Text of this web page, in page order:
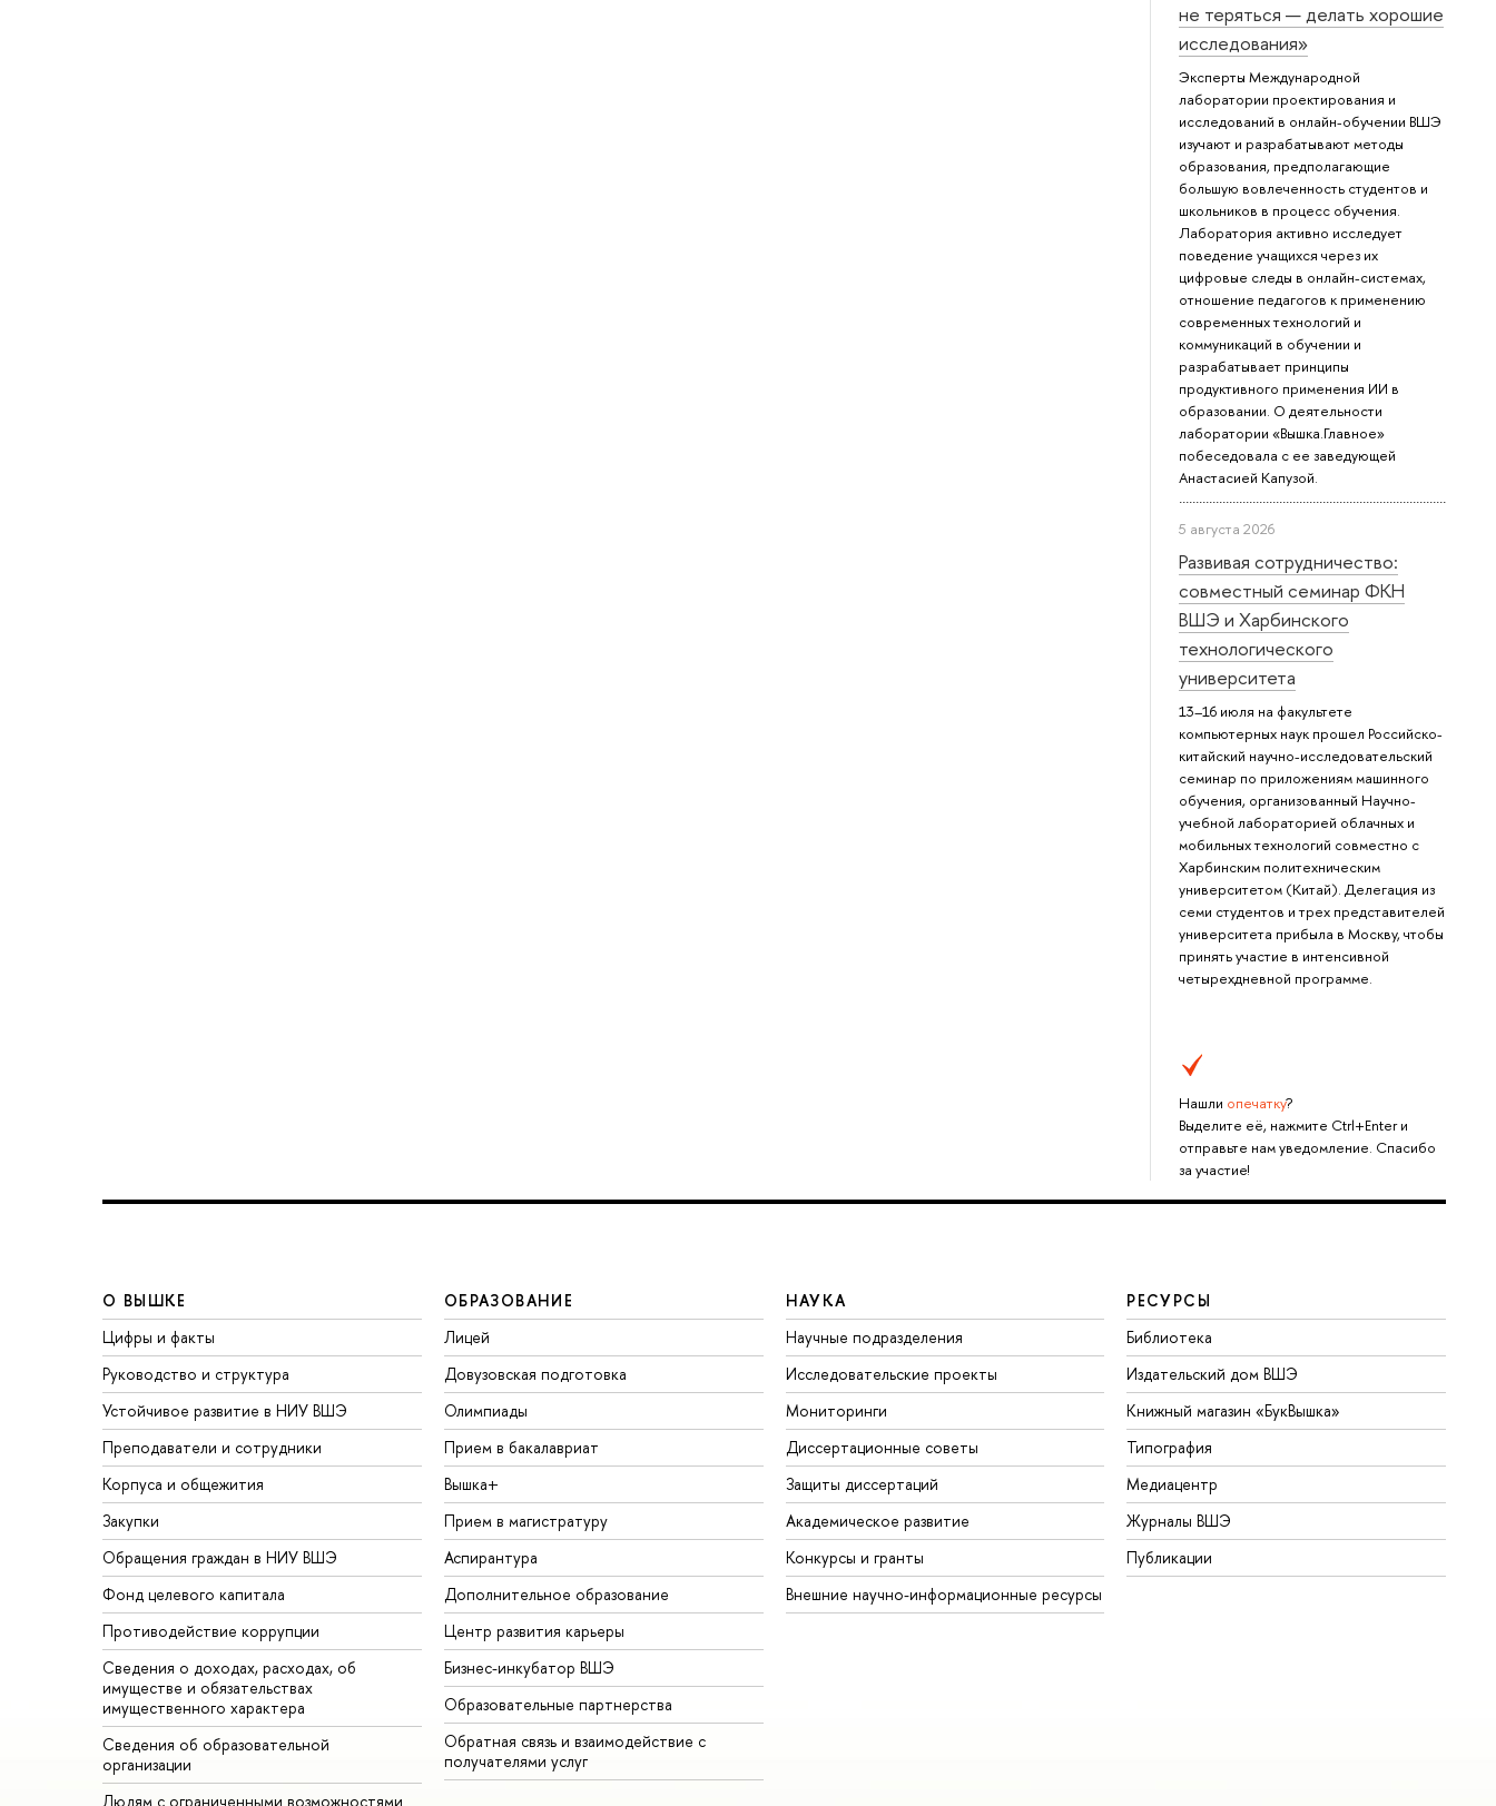
не теряться — делать хорошие
исследования»
Эксперты Международной
лаборатории проектирования и
исследований в онлайн-обучении ВШЭ
изучают и разрабатывают методы
образования, предполагающие
большую вовлеченность студентов и
школьников в процесс обучения.
Лаборатория активно исследует
поведение учащихся через их
цифровые следы в онлайн-системах,
отношение педагогов к применению
современных технологий и
коммуникаций в обучении и
разрабатывает принципы
продуктивного применения ИИ в
образовании. О деятельности
лаборатории «Вышка.Главное»
побеседовала с ее заведующей
Анастасией Капузой.
5 августа 2026
Развивая сотрудничество:
совместный семинар ФКН
ВШЭ и Харбинского
технологического
университета
13–16 июля на факультете
компьютерных наук прошел Российско-
китайский научно-исследовательский
семинар по приложениям машинного
обучения, организованный Научно-
учебной лабораторией облачных и
мобильных технологий совместно с
Харбинским политехническим
университетом (Китай). Делегация из
семи студентов и трех представителей
университета прибыла в Москву, чтобы
принять участие в интенсивной
четырехдневной программе.
Нашли опечатку?
Выделите её, нажмите Ctrl+Enter и
отправьте нам уведомление. Спасибо
за участие!
О ВЫШКЕ
Цифры и факты
Руководство и структура
Устойчивое развитие в НИУ ВШЭ
Преподаватели и сотрудники
Корпуса и общежития
Закупки
Обращения граждан в НИУ ВШЭ
Фонд целевого капитала
Противодействие коррупции
Сведения о доходах, расходах, об
имуществе и обязательствах
имущественного характера
Сведения об образовательной
организации
Людям с ограниченными возможностями
ОБРАЗОВАНИЕ
Лицей
Довузовская подготовка
Олимпиады
Прием в бакалавриат
Вышка+
Прием в магистратуру
Аспирантура
Дополнительное образование
Центр развития карьеры
Бизнес-инкубатор ВШЭ
Образовательные партнерства
Обратная связь и взаимодействие с
получателями услуг
НАУКА
Научные подразделения
Исследовательские проекты
Мониторинги
Диссертационные советы
Защиты диссертаций
Академическое развитие
Конкурсы и гранты
Внешние научно-информационные ресурсы
РЕСУРСЫ
Библиотека
Издательский дом ВШЭ
Книжный магазин «БукВышка»
Типография
Медиацентр
Журналы ВШЭ
Публикации